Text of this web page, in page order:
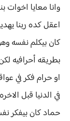
وانا معايا اخوات
اعقل كده ربنا
كان بيكلم نفسه
بطريقه أحرافيه
او حرام فكر في
في الدنيا قبل
حماد كان بيفكر